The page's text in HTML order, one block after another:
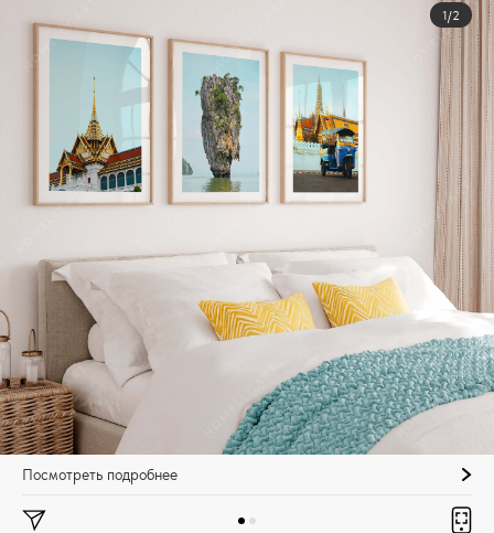
1/2
Посмотреть подробнее